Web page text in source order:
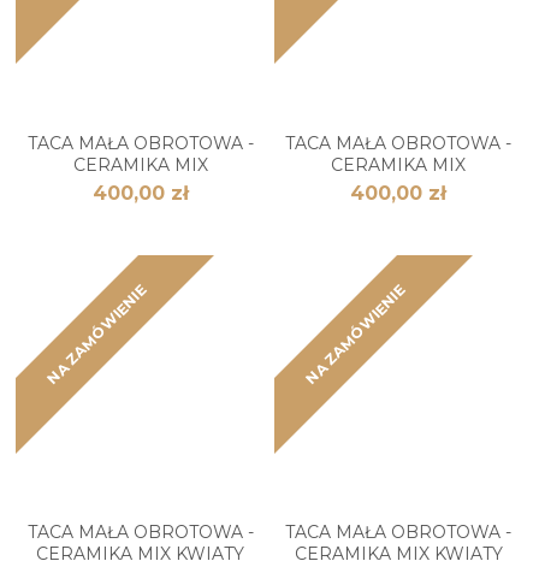
TACA MAŁA OBROTOWA -
CERAMIKA MIX
400,00 zł
TACA MAŁA OBROTOWA -
CERAMIKA MIX
400,00 zł
NA ZAMÓWIENIE
TACA MAŁA OBROTOWA -
CERAMIKA MIX KWIATY
NA ZAMÓWIENIE
TACA MAŁA OBROTOWA -
CERAMIKA MIX KWIATY